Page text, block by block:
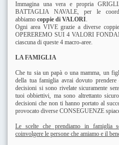
Immagina una vera e propria
BATTAGLIA NAVALE, per le
abbiamo coppie di VALORI.
Ogni area VIVE grazie a diverse
OPEREREMO SUI 4 VALORI
ciascuna di queste 4 macro-aree.
LA FAMIGLIA
Che tu sia un papà o una mamma, un
della tua famiglia avrai dovuto
decisioni si sono rivelate sicuramente
tuoi obbiettivi, ma sono altrettanto
decisioni che non ti hanno portato al
provocato diverse CONSEGUENZE
Le scelte che prendiamo in famiglia
coinvolgere le persone che amiamo e il